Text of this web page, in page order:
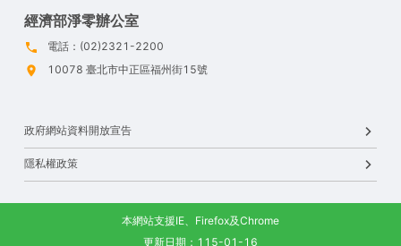
經濟部淨零辦公室
電話：(02)2321-2200
10078 臺北市中正區福州街15號
政府網站資料開放宣告
隱私權政策
本網站支援IE、Firefox及Chrome
更新日期：115-01-16